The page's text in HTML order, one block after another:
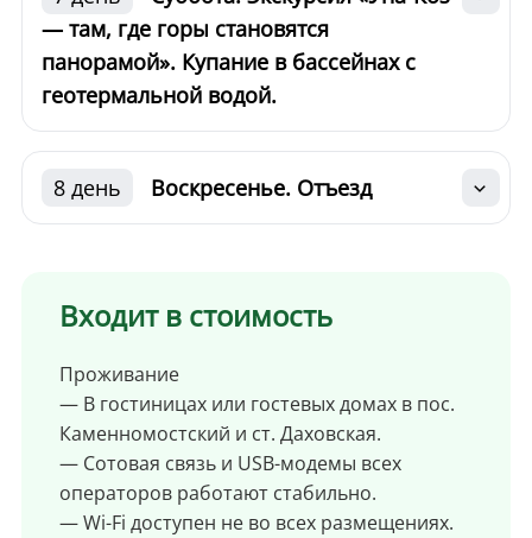
— там, где горы становятся
панорамой». Купание в бассейнах с
геотермальной водой.
8 день Воскресенье. Отъезд
Входит в стоимость
Проживание
— В гостиницах или гостевых домах в пос.
Каменномостский и ст. Даховская.
— Сотовая связь и USB-модемы всех
операторов работают стабильно.
— Wi-Fi доступен не во всех размещениях.